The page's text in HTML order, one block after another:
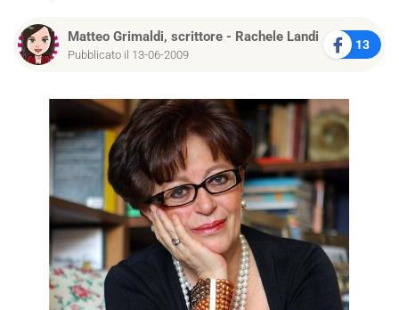
Matteo Grimaldi, scrittore - Rachele Landi
Pubblicato il 13-06-2009
13